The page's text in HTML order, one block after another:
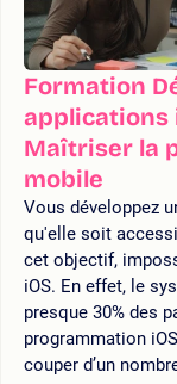
Formation
applications
Maîtriser la
mobile
Vous développez
qu'elle soit
cet objectif,
iOS. En effet, le
presque 30% des
programmation
couper d’un